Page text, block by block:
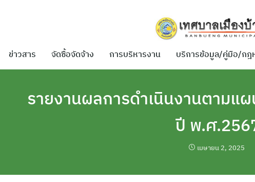
ข่าวสาร จัดซื้อจัดจ้าง การบริหารงาน บริการข้อมูล/คู่มือ/กฎ
รายงานผลการดำเนินงานตามแผ
ปี พ.ศ
เมษายน 2, 2025